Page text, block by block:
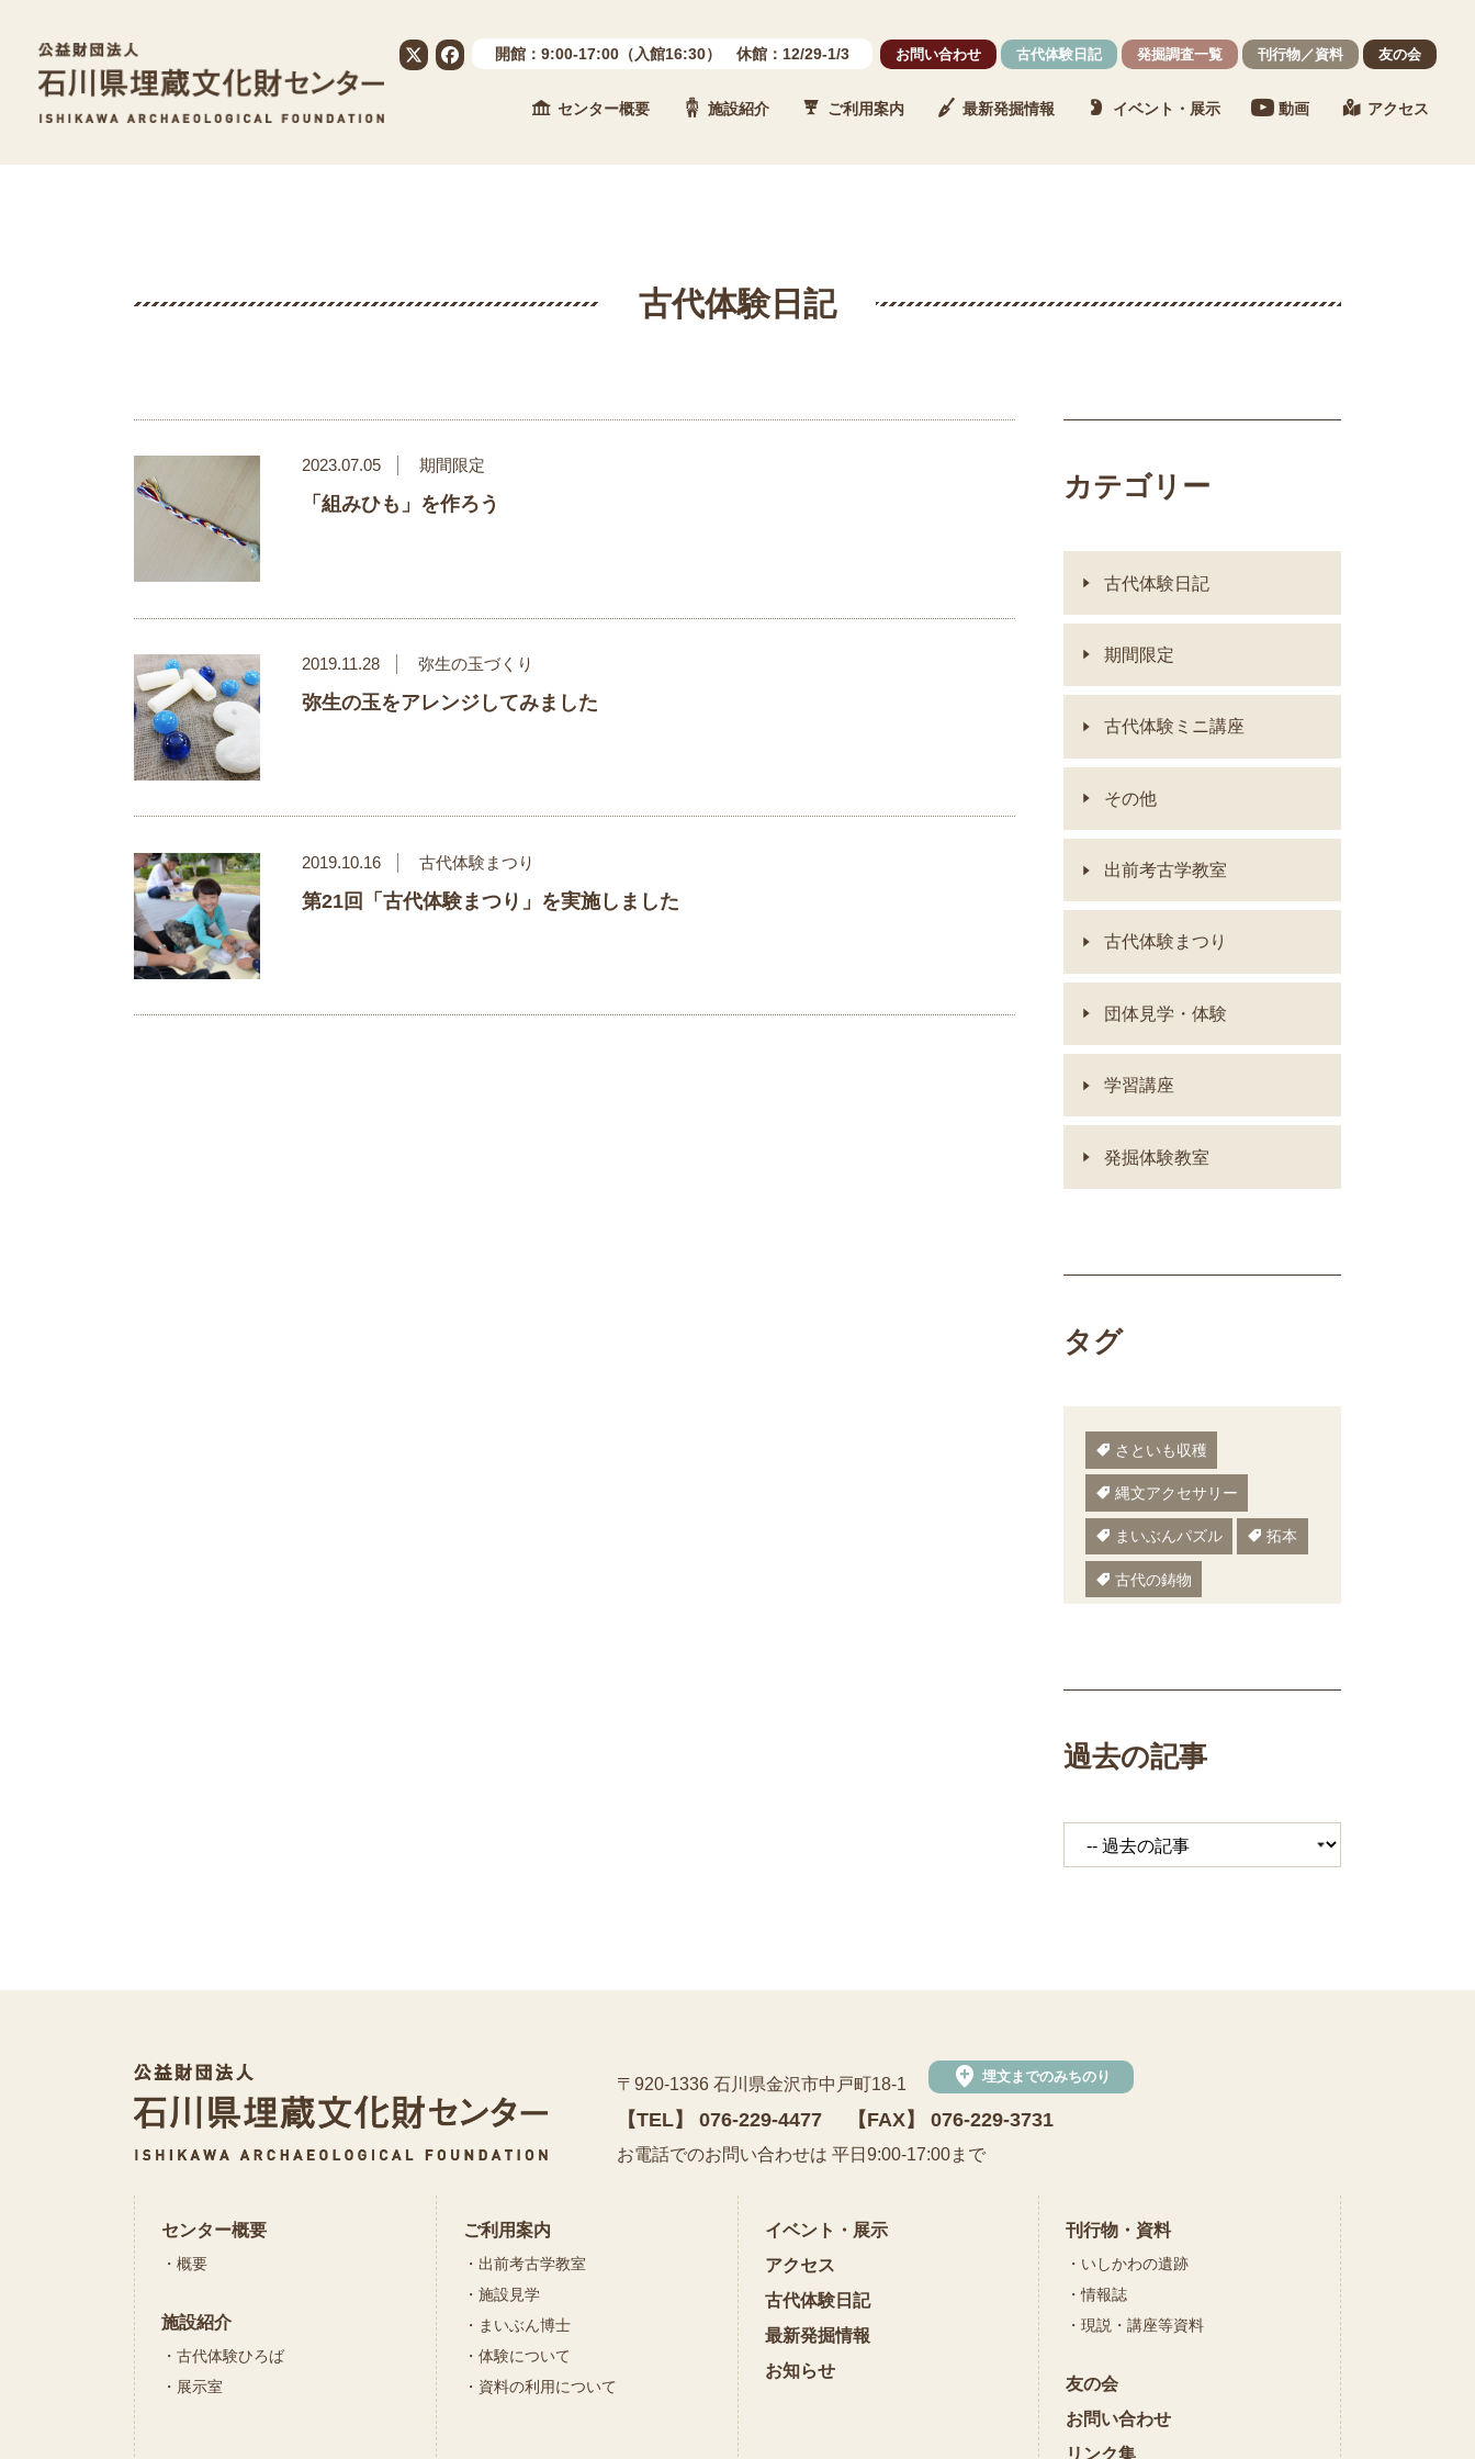
公益財団法人 石川県埋蔵文化財センター
開館：9:00-17:00（入館16:30） 休館：12/29-1/3 お問い合わせ 古代体験日記 発掘調査一覧 刊行物／資料 友の会
センター概要 施設紹介 ご利用案内 最新発掘情報 イベント・展示 動画 アクセス
古代体験日記
2023.07.05 期間限定
「組みひも」を作ろう
2019.11.28 弥生の玉づくり
弥生の玉をアレンジしてみました
2019.10.16 古代体験まつり
第21回「古代体験まつり」を実施しました
カテゴリー
古代体験日記
期間限定
古代体験ミニ講座
その他
出前考古学教室
古代体験まつり
団体見学・体験
学習講座
発掘体験教室
タグ
さといも収穫
縄文アクセサリー
まいぶんパズル 拓本
古代の鋳物
縄文鍋 いしかわ埋文
体験工房
田植え
双耳瓶
勾玉
弥生の布づくり
過去の記事
公益財団法人 石川県埋蔵文化財センター
〒920-1336 石川県金沢市中戸町18-1 add_location 埋文までのみちのり
【TEL】 076-229-4477 【FAX】 076-229-3731
お電話でのお問い合わせは 平日9:00-17:00まで
センター概要
概要
施設紹介
古代体験ひろば
展示室
ご利用案内
出前考古学教室
施設見学
まいぶん博士
体験について
資料の利用について
イベント・展示
アクセス
古代体験日記
最新発掘情報
お知らせ
刊行物・資料
いしかわの遺跡
情報誌
現説・講座等資料
友の会
お問い合わせ
リンク集